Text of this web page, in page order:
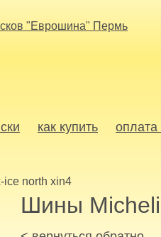
как купить оплата
ice north xin4
Шины